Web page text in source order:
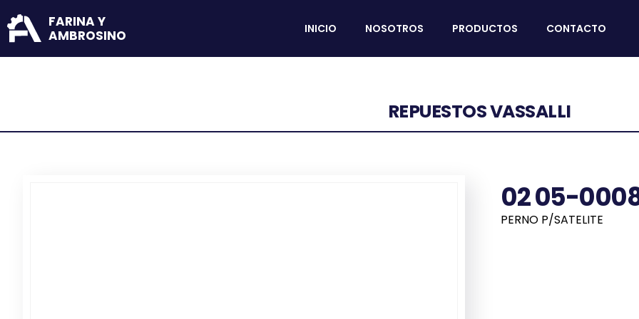
FARINA Y
AMBROSINO
INICIO NOSOTROS PRODUCTOS CONTACTO
REPUESTOS VASSALLI
02 05-
PERNO P/SATELITE